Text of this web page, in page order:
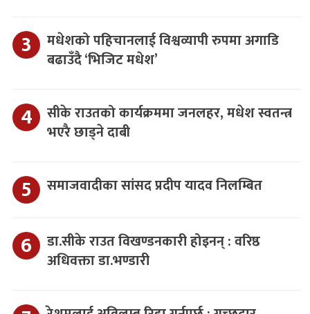
मधेशको पहिचानलाई विश्वव्यापी रुपमा अगाडि
बढाउँदै ‘भिजिट मधेश’
सीके राउतको कार्यक्रममा जनलहर, मधेश स्वतन्त्र
भएरै छाड्ने दाबी
समाजवादीका सांसद प्रदीप यादव निलम्बित
डा.सीके राउत विखण्डनकारी होइनन् : वरिष्ठ
अधिवक्ता डा.भण्डारी